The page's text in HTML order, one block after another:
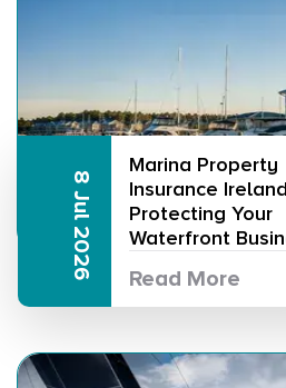
8 Jul 2026
Marina Property
Insurance
Protecting Your
Waterfront
Read More